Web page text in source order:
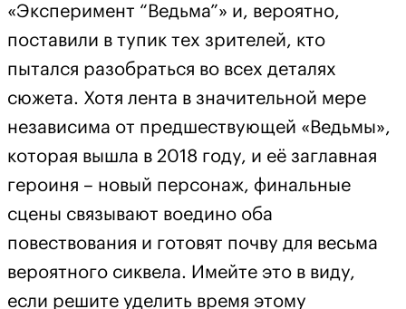
«Эксперимент “Ведьма”» и, вероятно,
поставили в тупик тех зрителей, кто
пытался разобраться во всех деталях
сюжета. Хотя лента в значительной мере
независима от предшествующей «Ведьмы»,
которая вышла в 2018 году, и её заглавная
героиня – новый персонаж, финальные
сцены связывают воедино оба
повествования и готовят почву для весьма
вероятного сиквела. Имейте это в виду,
если решите уделить время этому